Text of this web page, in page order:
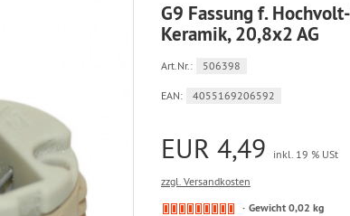
G9 Fassung f.
Keramik, 20,8x2 AG
Art.Nr.: 506398
EAN: 4055169206592
EUR 4,49
inkl. 19 % USt
zzgl. Versandkosten
KeinGewicht 0,02 kg